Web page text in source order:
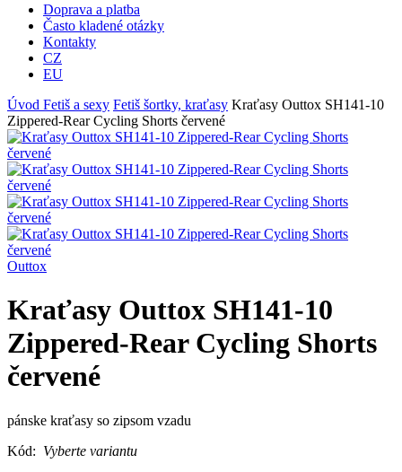
Doprava a platba
Často kladené otázky
Kontakty
CZ
EU
Úvod Fetiš a sexy Fetiš šortky, kraťasy Kraťasy Outtox SH141-10
Zippered-Rear Cycling Shorts červené
Outtox
Kraťasy Outtox SH141-10
Zippered-Rear Cycling Shorts
červené
pánske kraťasy so zipsom vzadu
Kód: Vyberte variantu